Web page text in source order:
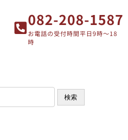
082-208-1587
お電話の受付時間平日9時～18
時
検索